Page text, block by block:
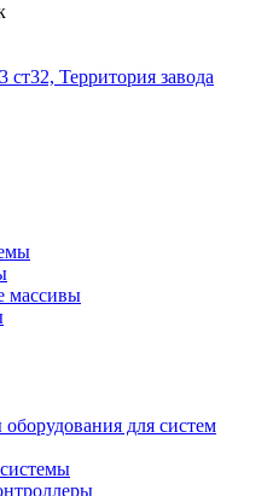
ст32, Территория завода
массивы
для систем